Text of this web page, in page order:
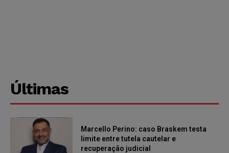
Últimas
Marcello Perino: caso Braskem testa
limite entre tutela cautelar e
recuperação judicial